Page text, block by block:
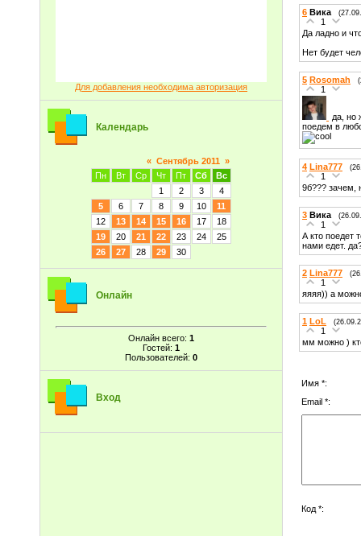
Для добавления необходима авторизация
Календарь
« Сентябрь 2011 »
Пн
Вт Ср Чт Пт Сб
Вс
1
2 3
4
5
6 7 8 9 10
11
12
13 14 15 16 17
18
19
20 21 22 23 24
25
26
27 28 29 30
Онлайн
Онлайн всего: 1
Гостей: 1
Пользователей: 0
Вход
6 Вика
1
Да ладно и
Нет будет
5 Rosomah
1
да, но
поедем в
4 Lina777
1
9б??? зачем,
3 Вика
1
А кто поедет
нами едет.
2 Lina777
1
яяяя)) а
1 LoL
1
мм можно )
Имя *:
Email *:
Код *: